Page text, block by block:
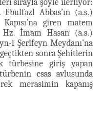
sırayla şöyle ilerliyor:
Abbas’ın (a.s.)
giren matem
İmam Hasan (a.s.)
i Şerîfeyn Meydanı’na
sonra Şehitlerin
türbesine giriş yapan
esas avlusunda
merasimin kapanış